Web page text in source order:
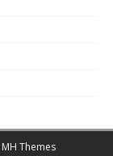
MH Themes